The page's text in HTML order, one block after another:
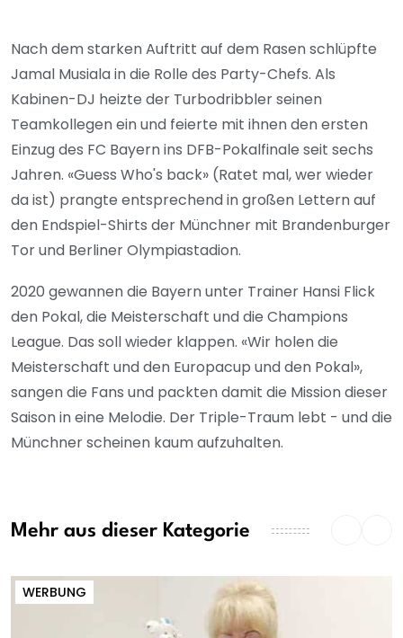
Nach dem starken Auftritt auf dem Rasen schlüpfte
Jamal Musiala in die Rolle des Party-Chefs. Als
Kabinen-DJ heizte der Turbodribbler seinen
Teamkollegen ein und feierte mit ihnen den ersten
Einzug des FC Bayern ins DFB-Pokalfinale seit sechs
Jahren. «Guess Who's back» (Ratet mal, wer wieder
da ist) prangte entsprechend in großen Lettern auf
den Endspiel-Shirts der Münchner mit Brandenburger
Tor und Berliner Olympiastadion.
2020 gewannen die Bayern unter Trainer Hansi Flick
den Pokal, die Meisterschaft und die Champions
League. Das soll wieder klappen. «Wir holen die
Meisterschaft und den Europacup und den Pokal»,
sangen die Fans und packten damit die Mission dieser
Saison in eine Melodie. Der Triple-Traum lebt - und die
Münchner scheinen kaum aufzuhalten.
Mehr aus dieser Kategorie
WERBUNG